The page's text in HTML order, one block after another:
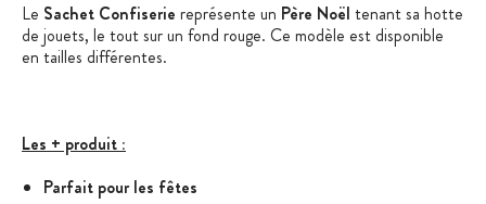
Le Sachet Confiserie représente un Père Noël tenant sa hotte
de jouets, le tout sur un fond rouge. Ce modèle est disponible
en tailles différentes.
Les + produit :
Parfait pour les fêtes